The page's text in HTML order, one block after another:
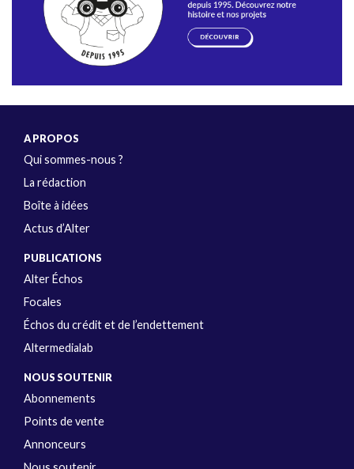
A PROPOS
Qui sommes-nous ?
La rédaction
Boîte à idées
Actus d’Alter
PUBLICATIONS
Alter Échos
Focales
Échos du crédit et de l’endettement
Altermedialab
NOUS SOUTENIR
Abonnements
Points de vente
Annonceurs